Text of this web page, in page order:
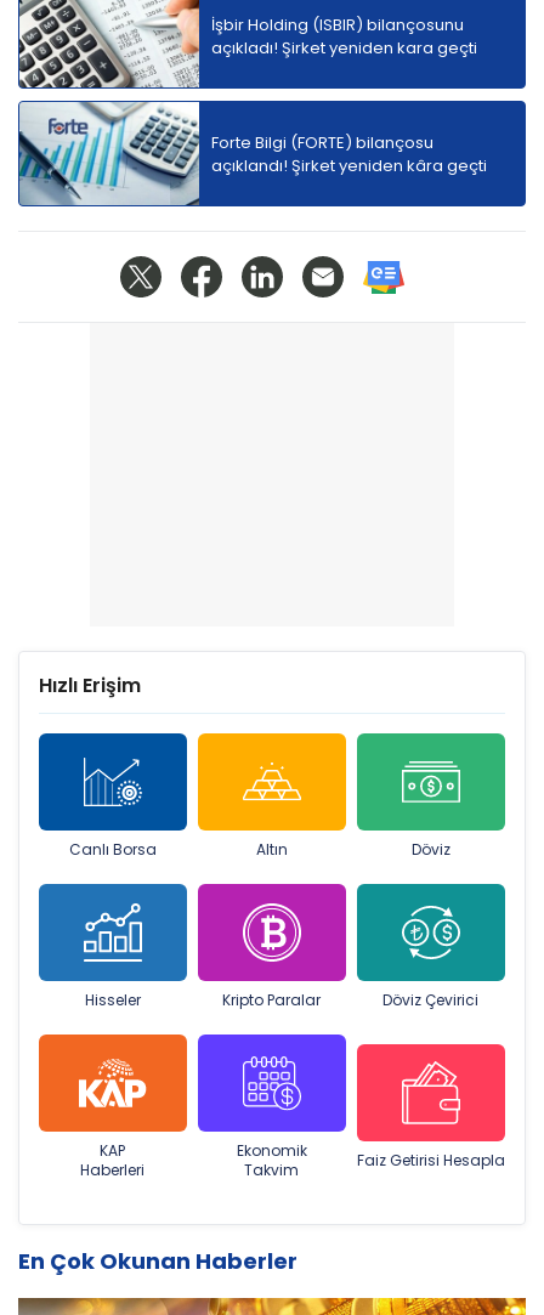
İşbir Holding (ISBIR) bilançosunu
açıkladı! Şirket yeniden kara geçti
Forte Bilgi (FORTE) bilançosu
açıklandı! Şirket yeniden kâra geçti
Hızlı Erişim
Canlı Borsa Altın Döviz
Hisseler Kripto Paralar Döviz Çevirici
KAP
Haberleri
Ekonomik
Takvim
Faiz Getirisi Hesapla
En Çok Okunan Haberler